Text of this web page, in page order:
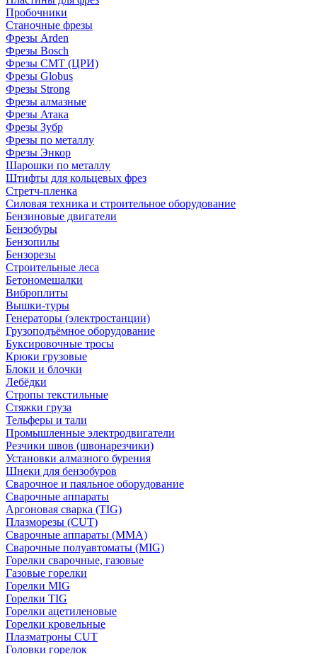
Пробочники
Станочные фрезы
Фрезы Arden
Фрезы Bosch
Фрезы CMT (ЦРИ)
Фрезы Globus
Фрезы Strong
Фрезы алмазные
Фрезы Атака
Фрезы Зубр
Фрезы по металлу
Фрезы Энкор
Шарошки по металлу
Штифты для кольцевых фрез
Стретч-пленка
Силовая техника и строительное оборудование
Бензиновые двигатели
Бензобуры
Бензопилы
Бензорезы
Строительные леса
Бетономешалки
Виброплиты
Вышки-туры
Генераторы (электростанции)
Грузоподъёмное оборудование
Буксировочные тросы
Крюки грузовые
Блоки и блочки
Лебёдки
Стропы текстильные
Стяжки груза
Тельферы и тали
Промышленные электродвигатели
Резчики швов (швонарезчики)
Установки алмазного бурения
Шнеки для бензобуров
Сварочное и паяльное оборудование
Сварочные аппараты
Аргоновая сварка (TIG)
Плазморезы (CUT)
Сварочные аппараты (MMA)
Сварочные полуавтоматы (MIG)
Горелки сварочные, газовые
Газовые горелки
Горелки MIG
Горелки TIG
Горелки ацетиленовые
Горелки кровельные
Плазматроны CUT
Головки горелок